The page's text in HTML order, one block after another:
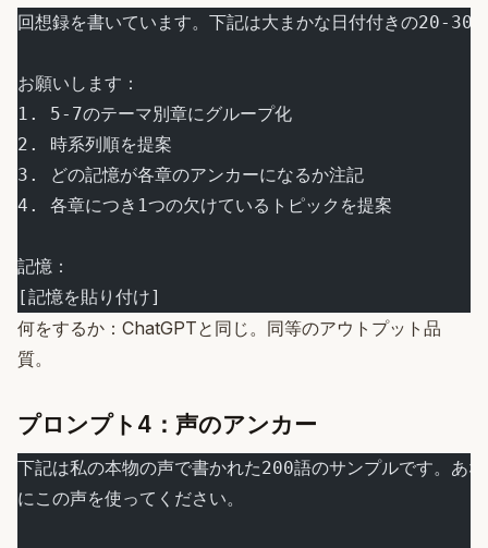
回想録を書いています。下記は大まかな日付付きの20-30
お願いします：
1. 5-7のテーマ別章にグループ化
2. 時系列順を提案
3. どの記憶が各章のアンカーになるか注記
4. 各章につき1つの欠けているトピックを提案
記憶：
[記憶を貼り付け]
何をするか：ChatGPTと同じ。同等のアウトプット品
質。
プロンプト4：声のアンカー
下記は私の本物の声で書かれた200語のサンプルです。あ
にこの声を使ってください。